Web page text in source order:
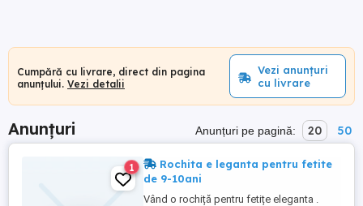
Cumpără cu livrare, direct din pagina
anunțului. Vezi detalii
Vezi anunțuri
cu livrare
Anunțuri Anunțuri pe pagină: 20 50
1
Rochita e leganta pentru fetite
de 9-10ani
Vând o rochiță pentru fetițe eleganta .